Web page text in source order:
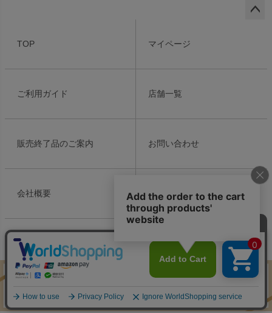
TOP マイページ
ご利用ガイド 店舗一覧
販売終了品のご案内 お問い合わせ
会社概要 個人情報の取り扱い
特定商取引法表示
Copyright ©2021 Meiko Cosmetics Ins. All Rights Reserved.